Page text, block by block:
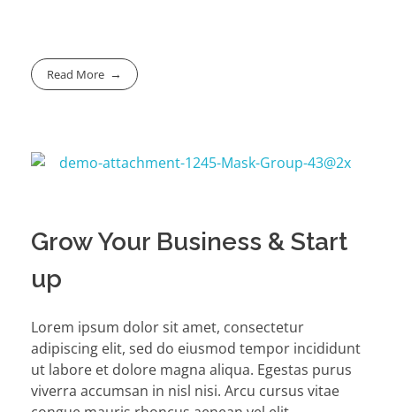
Read More
Grow Your Business & Start
up
Lorem ipsum dolor sit amet, consectetur
adipiscing elit, sed do eiusmod tempor incididunt
ut labore et dolore magna aliqua. Egestas purus
viverra accumsan in nisl nisi. Arcu cursus vitae